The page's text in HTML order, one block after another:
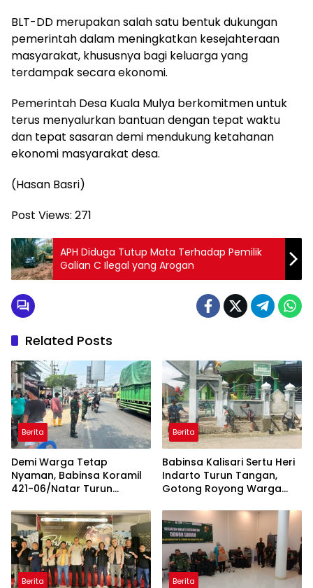
BLT-DD merupakan salah satu bentuk dukungan
pemerintah dalam meningkatkan kesejahteraan
masyarakat, khususnya bagi keluarga yang
terdampak secara ekonomi.
Pemerintah Desa Kuala Mulya berkomitmen untuk
terus menyalurkan bantuan dengan tepat waktu
dan tepat sasaran demi mendukung ketahanan
ekonomi masyarakat desa.
(Hasan Basri)
Post Views: 271
APH Diduga Tutup Mata Terhadap Pemilik
Galian C Ilegal yang Arogan
Related Posts
Berita
Demi Warga Tetap
Nyaman, Babinsa Koramil
421-06/Natar Turun
Depan Masjid Baiturrohim
Berita
Babinsa Kalisari Sertu Heri
Indarto Turun Tangan,
Gotong Royong Warga
Miftahussalam
Berita Berita